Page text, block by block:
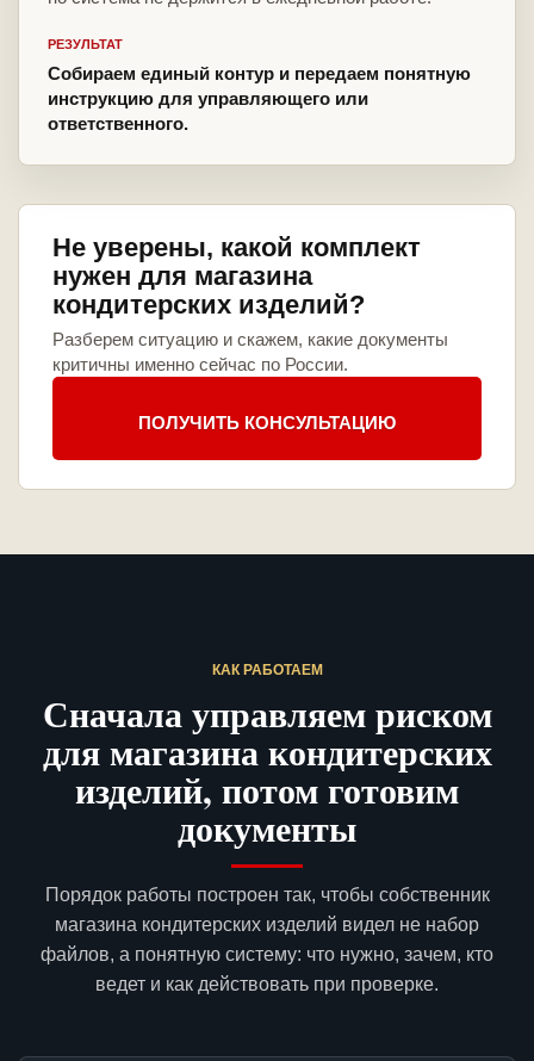
РЕЗУЛЬТАТ
Собираем единый контур и передаем понятную
инструкцию для управляющего или
ответственного.
Не уверены, какой комплект
нужен для магазина
кондитерских изделий?
Разберем ситуацию и скажем, какие документы
критичны именно сейчас по России.
ПОЛУЧИТЬ КОНСУЛЬТАЦИЮ
КАК РАБОТАЕМ
Сначала управляем риском
для магазина кондитерских
изделий, потом готовим
документы
Порядок работы построен так, чтобы собственник
магазина кондитерских изделий видел не набор
файлов, а понятную систему: что нужно, зачем, кто
ведет и как действовать при проверке.